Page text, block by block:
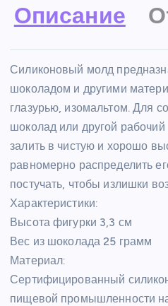
Описание
Силиконовый молд
шоколадом и другими
глазурью, изомальтом. Для
шоколад или другой
залить в чистую и хорошо
равномерно распределить
постучать, чтобы излишки
Характеристики:
Высота фигурки 3,3 см
Вес из шоколада 25 грамм
Материал:
Сертифицированный
пищевой промышленности